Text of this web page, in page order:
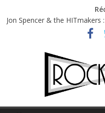
Charlie Puth à l’Olympia : la
Jon Spencer & the
Hellfest 2026 vendredi :
Première édition du Midgard